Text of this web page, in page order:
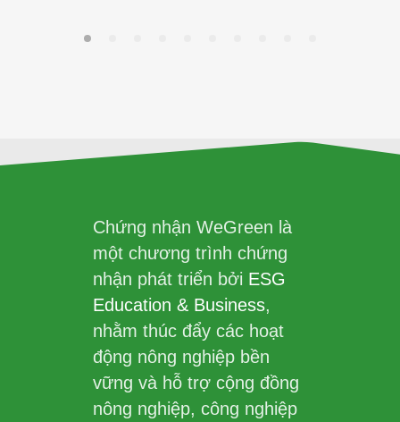
Chứng nhận WeGreen là
một chương trình chứng
nhận phát triển bởi ESG
Education & Business,
nhằm thúc đẩy các hoạt
động nông nghiệp bền
vững và hỗ trợ cộng đồng
nông nghiệp, công nghiệp